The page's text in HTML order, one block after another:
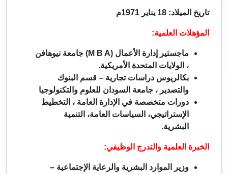
تاريخ الميلاد:
المؤهلات العلمية:
ماجستير إدارة الأعمال (M B A) جامعة نيوهافن
، الولايات المتحدة الأمريكية.
بكالريوس دراسات تجارية – قسم البنوك
والتصدير ، جامعة السودان للعلوم والتكنولوجيا
دورات متخصصة في الإدارة العامة ، التخطيط
الإستراتيجي، السياسات العامة، التنمية
البشرية.
الخبرة العلمية والتدرج الوظيفي:
وزير الموارد البشرية والرعاية الإجتماعية –